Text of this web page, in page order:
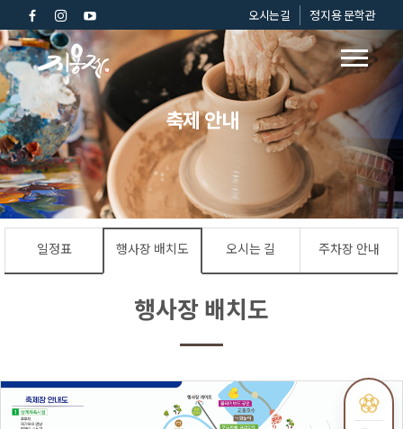
오시는길 정지용 문학관
축제 안내
일정표 행사장 배치도 오시는 길 주차장 안내
행사장 배치도